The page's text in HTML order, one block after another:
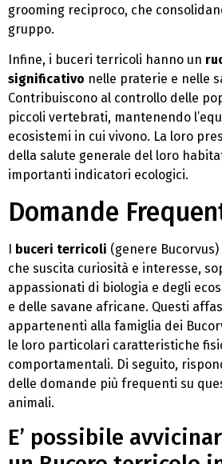
grooming reciproco, che
gruppo.
Infine, i buceri terricoli hanno un
significativo nelle praterie e nelle
Contribuiscono al controllo delle
piccoli vertebrati, mantenendo
ecosistemi in cui vivono. La loro
della salute generale del loro
importanti indicatori ecologici.
Domande
I buceri terricoli (genere
che suscita curiosità e interesse,
appassionati di biologia e degli
e delle savane africane. Questi
appartenenti alla famiglia dei
le loro particolari caratteristiche
comportamentali. Di seguito,
delle domande più frequenti su
animali.
E’ possibile